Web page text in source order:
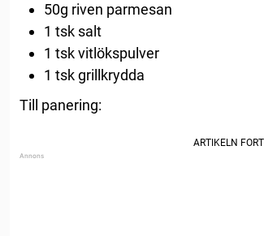
50g riven parmesan
1 tsk salt
1 tsk vitlökspulver
1 tsk grillkrydda
Till panering: